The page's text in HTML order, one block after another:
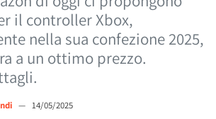
il controller Xbox,
nella sua confezione 2025,
a un ottimo prezzo.
— 14/05/2025